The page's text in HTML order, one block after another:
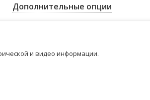
Дополнительные опции
и видео информации.